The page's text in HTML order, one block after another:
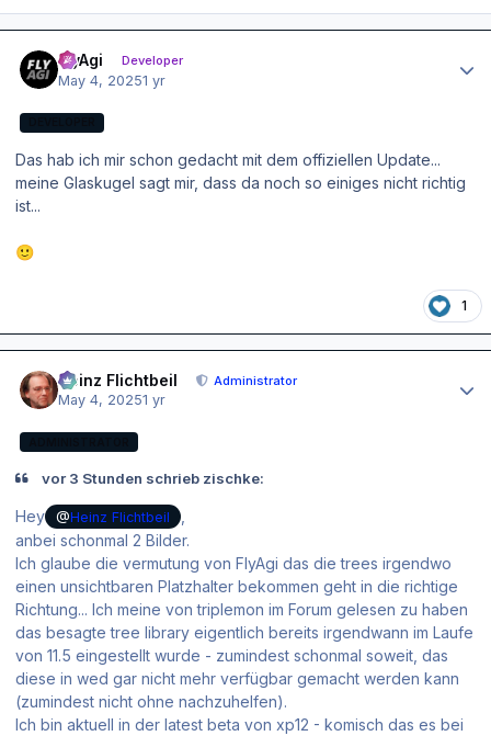
FlyAgi Developer
May 4, 20251 yr
Das hab ich mir schon gedacht mit dem offiziellen Update...
meine Glaskugel sagt mir, dass da noch so einiges nicht richtig
ist...
🙂
1
Heinz Flichtbeil Administrator
May 4, 20251 yr
vor 3 Stunden schrieb zischke:
Hey @Heinz Flichtbeil
anbei schonmal 2 Bilder.
Ich glaube die vermutung von FlyAgi das die trees irgendwo
einen unsichtbaren Platzhalter bekommen geht in die richtige
Richtung... Ich meine von triplemon im Forum gelesen zu haben
das besagte tree library eigentlich bereits irgendwann im Laufe
von 11.5 eingestellt wurde - zumindest schonmal soweit, das
diese in wed gar nicht mehr verfügbar gemacht werden kann
(zumindest nicht ohne nachzuhelfen).
Ich bin aktuell in der latest beta von xp12 - komisch das es bei